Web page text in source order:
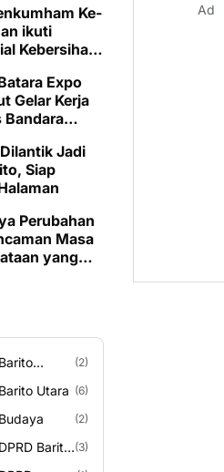
Ke-
ikuti
Kebersihan
Expo
Gelar Kerja
Bandara
Jadi
Siap
Perubahan
Masa
yang
Barito
(2)
Barito Utara (6)
Budaya (2)
DPRD Barito (3)
Ad